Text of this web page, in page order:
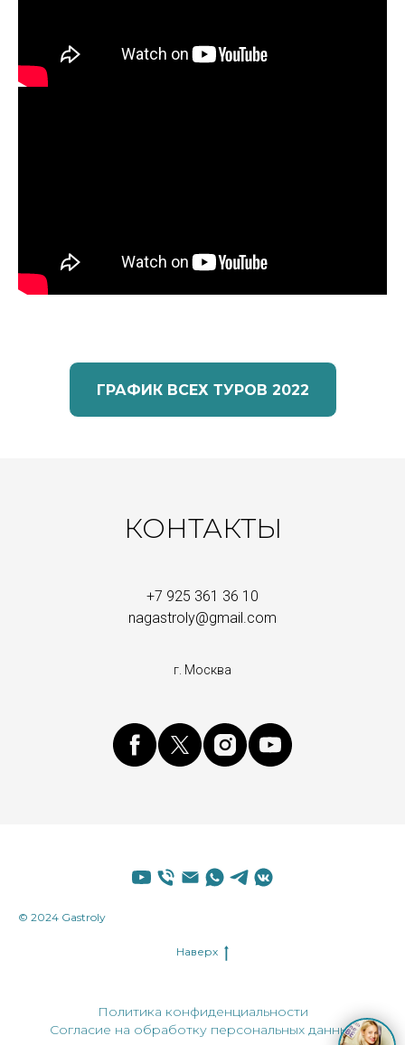
ГРАФИК ВСЕХ ТУРОВ 2022
КОНТАКТЫ
+7 925 361 36 10
nagastroly@gmail.com
г. Москва
© 2024 Gastroly
Наверх
Политика конфиденциальности
Согласие на обработку персональных данных